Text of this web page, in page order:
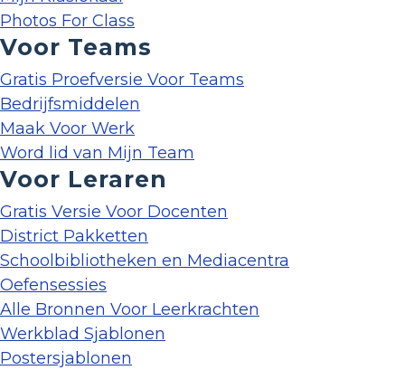
Photos For Class
Voor Teams
Gratis Proefversie Voor Teams
Bedrijfsmiddelen
Maak Voor Werk
Word lid van Mijn Team
Voor Leraren
Gratis Versie Voor Docenten
District Pakketten
Schoolbibliotheken en Mediacentra
Oefensessies
Alle Bronnen Voor Leerkrachten
Werkblad Sjablonen
Postersjablonen